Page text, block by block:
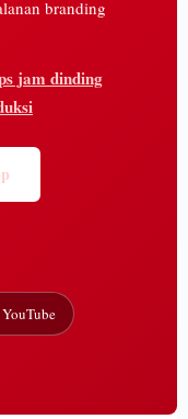
branding
jam dinding